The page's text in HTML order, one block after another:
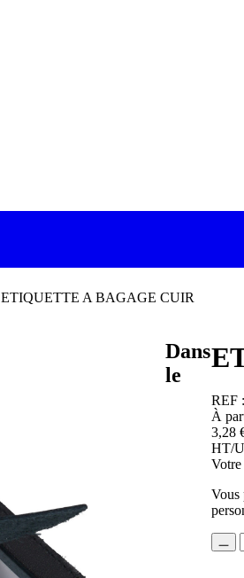
ETIQUETTE A BAGAGE CUIR
REF :
À
3,28
HT/U
Votre
Vous
Dans
le